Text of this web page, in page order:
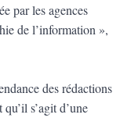
par les agences
de l’information »,
des rédactions
s’agit d’une